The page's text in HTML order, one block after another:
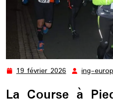
19 février 2026 19
2026
ing-
La Course à